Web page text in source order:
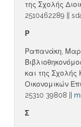
της Σχολής
2510462289 ||
Ρ
Ραπανάκη,
και της Σχολής
Οικονομικών
25310 39808 ||
Σ